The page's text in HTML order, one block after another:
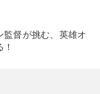
監督が挑む、英雄オ